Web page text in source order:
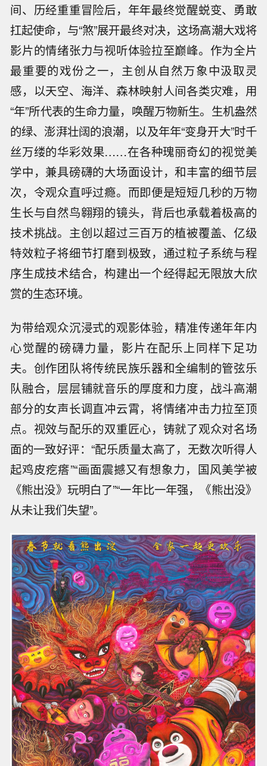
间、历经重重冒险后，年年最终觉醒蜕变、勇敢
扛起使命，与“煞”展开最终对决，这场高潮大戏将
影片的情绪张力与视听体验拉至巅峰。作为全片
最重要的戏份之一，主创从自然万象中汲取灵
感，以天空、海洋、森林映射人间各类灾难，用
“年”所代表的生命力量，唤醒万物新生。生机盎然
的绿、澎湃壮阔的浪潮，以及年年“变身开大”时千
丝万缕的华彩效果……在各种瑰丽奇幻的视觉美
学中，兼具磅礴的大场面设计，和丰富的细节层
次，令观众直呼过瘾。而即便是短短几秒的万物
生长与自然鸟翱翔的镜头，背后也承载着极高的
技术挑战。主创以超过三百万的植被覆盖、亿级
特效粒子将细节打磨到极致，通过粒子系统与程
序生成技术结合，构建出一个经得起无限放大欣
赏的生态环境。
为带给观众沉浸式的观影体验，精准传递年年内
心觉醒的磅礴力量，影片在配乐上同样下足功
夫。创作团队将传统民族乐器和全编制的管弦乐
队融合，层层铺就音乐的厚度和力度，战斗高潮
部分的女声长调直冲云霄，将情绪冲击力拉至顶
点。视效与配乐的双重匠心，铸就了观众对名场
面的一致好评：“配乐质量太高了，无数次听得人
起鸡皮疙瘩”“画面震撼又有想象力，国风美学被
《熊出没》玩明白了”“一年比一年强，《熊出没》
从未让我们失望”。